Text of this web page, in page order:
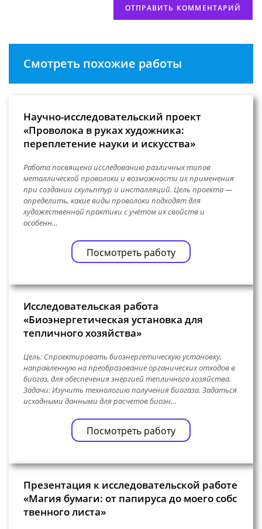
Смотреть похожие работы
Научно-исследовательский проект
«Проволока в руках художника:
переплетение науки и искусства»
Работа посвящена исследованию различных типов
металлической проволоки и возможности их применения
при создании скульптур и инсталляций. Цель проекта —
определить, какие виды проволоки подходят для
художественной практики с учётом их свойств и
особенн…
Посмотреть работу
Исследовательская работа
«Биоэнергетическая установка для
тепличного хозяйства»
Цель: Спроектировать биоэнергетическую установку,
направленную на преобразование органических отходов в
биогаз, для обеспечения энергией тепличного хозяйства.
Задачи: Изучить технологию получения биогаза. Задаться
исходными данными для расчетов биоэн…
Посмотреть работу
Презентация к исследовательской работе
«Магия бумаги: от папируса до моего собс
твенного листа»